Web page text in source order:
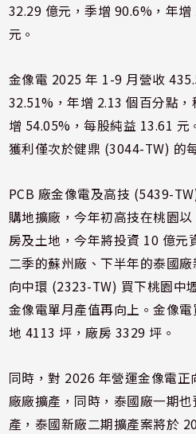
32.29 億元，季增 90.6%，年
元。
金像電 2025 年 1-9 月營收
32.51%，年增 2.13 個百分點
增 54.05%，每股純益 13.61
獲利僅次於健鼎 (3044-TW) 的
PCB 廠金像電及高技 (5439-
購地擴廠，今年初高技在桃園
房及土地，今年將投資 10 億元
二季的蘇州廠、下半年的泰國
向中環 (2323-TW) 買下桃園中
金像電單月產值再向上。金像
地 4113 坪，廠房 3329 坪。
同時，對 2026 年營運金像電
廠廠擴產，同時，泰國廠一期
產，泰國新廠二期擴產案將於